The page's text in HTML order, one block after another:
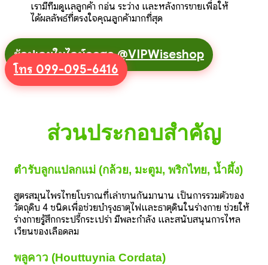
เรามีทีมดูแลลูกค้า กอ่น ระว่าง และหลังการขายเพื่อให้
ได้ผลลัพธ์ที่ตรงใจคุณลูกค้ามากที่สุด
ช้อปเลยในไลน์ถูกสุด @VIPWiseshop
โทร 099-095-6416
ส่วนประกอบสำคัญ
ตำรับลูกแปลกแม่ (กล้วย, มะตูม, พริกไทย, น้ำผึ้ง)
สูตรสมุนไพรไทยโบราณที่เล่าขานกันมานาน เป็นการรวมตัวของ
วัตถุดิบ 4 ชนิดเพื่อช่วยบำรุงธาตุไฟและธาตุดินในร่างกาย ช่วยให้
ร่างกายรู้สึกกระปรี้กระเปร่า มีพละกำลัง และสนับสนุนการไหล
เวียนของเลือดลม
พลูคาว (Houttuynia Cordata)